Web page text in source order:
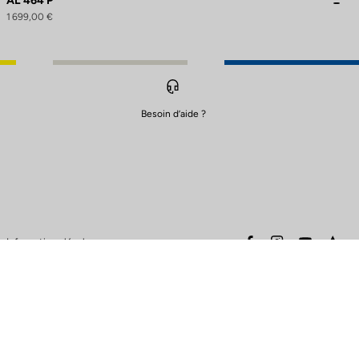
1 699,00 €
Besoin d’aide ?
Informations légales facebookinstagramyoutube
Personnalisez vos préférences pour contrôler la manière dont